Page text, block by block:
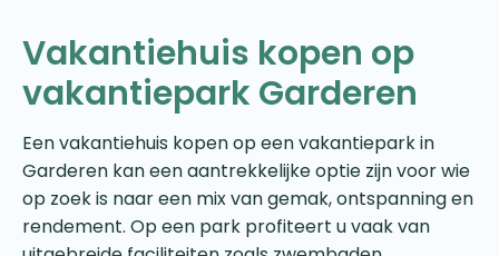
Vakantiehuis kopen op
vakantiepark Garderen
Een vakantiehuis kopen op een vakantiepark in
Garderen kan een aantrekkelijke optie zijn voor wie
op zoek is naar een mix van gemak, ontspanning en
rendement. Op een park profiteert u vaak van